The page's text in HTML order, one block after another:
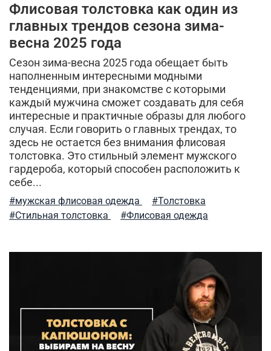
милитари весна 2026 материал arcteryx
ветровки
двусторонняя одежда весенние образы
джинсовые куртки шарф свитшот
уход за вещами шапка вязаная шапка-бини
согревающие толстовки штаны джоггеры
прогулки и отдых летняя одежда
тактический подсумок джогеры карго
модный образ мужская мода уход за одеждой
арафатка
городской милитари спортивные рюкзак
alpha industries футболки и рубашки
Флисовая толстовка как один из
главных трендов сезона зима-
весна 2025 года
Сезон зима-весна 2025 года обещает быть
наполненным интересными модными
тенденциями, при знакомстве с которыми
каждый мужчина сможет создавать для себя
интересные и практичные образы для любого
случая. Если говорить о главных трендах, то
здесь не остается без внимания флисовая
толстовка. Это стильный элемент мужского
гардероба, который способен расположить к
себе...
#мужская флисовая одежда
#Толстовка
#Стильная толстовка
#Флисовая одежда